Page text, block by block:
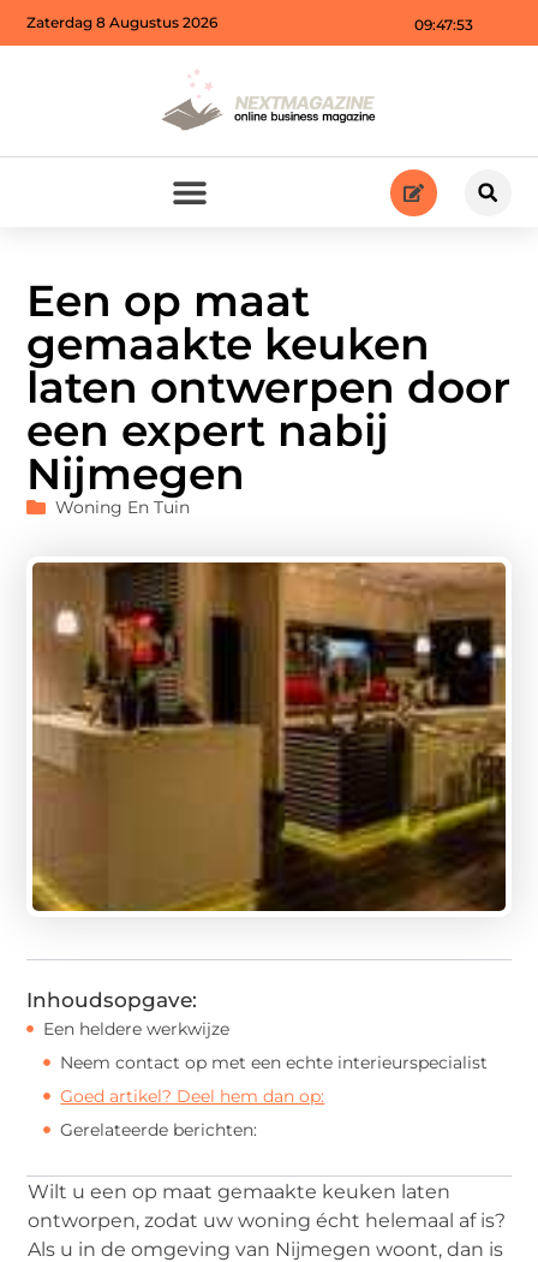
09:47:54
Zaterdag 8 Augustus 2026
Een op maat
gemaakte keuken
laten ontwerpen door
een expert nabij
Nijmegen
Woning En Tuin
Inhoudsopgave:
Een heldere werkwijze
Neem contact op met een echte interieurspecialist
Goed artikel? Deel hem dan op:
Gerelateerde berichten:
Wilt u een op maat gemaakte keuken laten
ontworpen, zodat uw woning écht helemaal af is?
Als u in de omgeving van Nijmegen woont, dan is